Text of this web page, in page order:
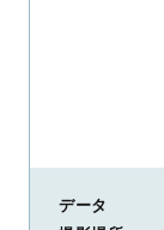
データ